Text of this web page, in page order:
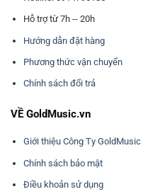
Hỗ trợ từ 7h -- 20h
Hướng dẫn đặt hàng
Phương thức vận chuyển
Chính sách đổi trả
VỀ GoldMusic.vn
Giới thiệu Công Ty GoldMusic
Chính sách bảo mật
Điều khoản sử dụng